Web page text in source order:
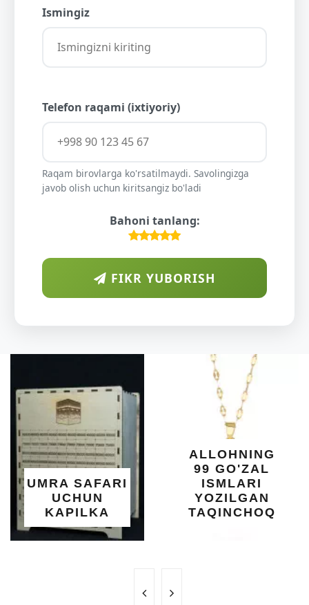
Ismingiz
Telefon raqami (ixtiyoriy)
Raqam birovlarga ko'rsatilmaydi. Savolingizga
javob olish uchun kiritsangiz bo'ladi
Bahoni tanlang:
FIKR YUBORISH
ALLOHNING
99 GO'ZAL
ISMLARI
TAQINCHOQ